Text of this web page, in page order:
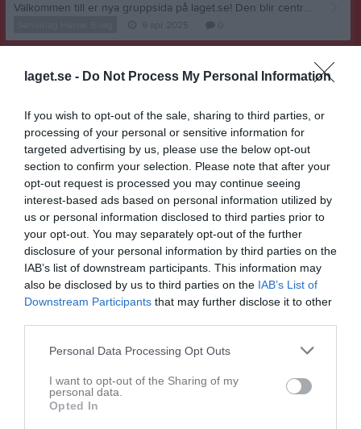
laget.se - Do Not Process My Personal Information
If you wish to opt-out of the sale, sharing to third parties, or
processing of your personal or sensitive information for
targeted advertising by us, please use the below opt-out
section to confirm your selection. Please note that after your
opt-out request is processed you may continue seeing
interest-based ads based on personal information utilized by
us or personal information disclosed to third parties prior to
your opt-out. You may separately opt-out of the further
disclosure of your personal information by third parties on the
IAB’s list of downstream participants. This information may
also be disclosed by us to third parties on the IAB’s List of
Downstream Participants that may further disclose it to other
Personal Data Processing Opt Outs
I want to opt-out of the Sharing of my
personal data.
Opted In
Välkommen till er nya gruppsida på laget.se! Den blir central i all kommunikation mellan aktiva, ledare, föräldrar och andra intresserade. För att komma igång direkt med en bra kommunikation i och omkring gruppen finns ett antal viktiga punkter för sidans administratör: • Logga in och lägga till alla aktiva och ledare under Medlemmar. • Fylla på kalendern med alla inplanerade aktiviteter. Matcher läggs till via Serier medan träningar och andra aktiviteter läggs till via Aktiviteter. • Skriv nyheter löpande och berätta om verksamheten. I takt med att nya nyheter läggs till kommer den här nyhetstexten att försvinna. Om någon i gruppen har frågor om laget.se är man alltid välkommen att kontakta vår support på support@laget.se eller 019-15 44 00. Varmt välkomna till laget.se!